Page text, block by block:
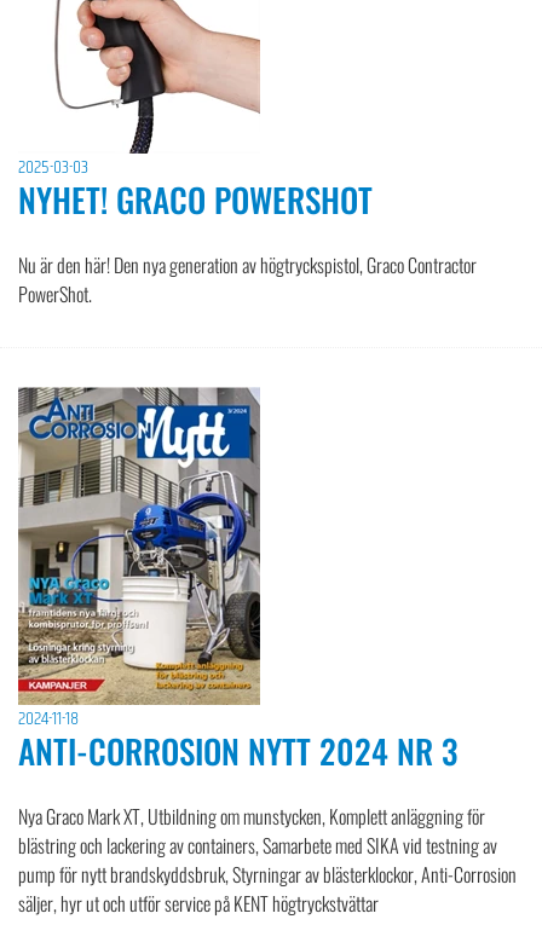
2025-03-03
NYHET! GRACO POWERSHOT
Nu är den här! Den nya generation av högtryckspistol, Graco Contractor
PowerShot.
2024-11-18
ANTI-CORROSION NYTT 2024 NR 3
Nya Graco Mark XT, Utbildning om munstycken, Komplett anläggning för
blästring och lackering av containers, Samarbete med SIKA vid testning av
pump för nytt brandskyddsbruk, Styrningar av blästerklockor, Anti-Corrosion
säljer, hyr ut och utför service på KENT högtryckstvättar